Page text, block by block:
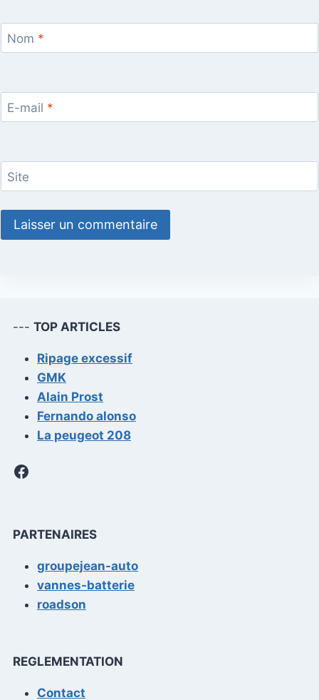
Nom *
E-mail *
Site
--- TOP ARTICLES
Ripage excessif
GMK
Alain Prost
Fernando alonso
La peugeot 208
Facebook
PARTENAIRES
groupejean-auto
vannes-batterie
roadson
REGLEMENTATION
Contact